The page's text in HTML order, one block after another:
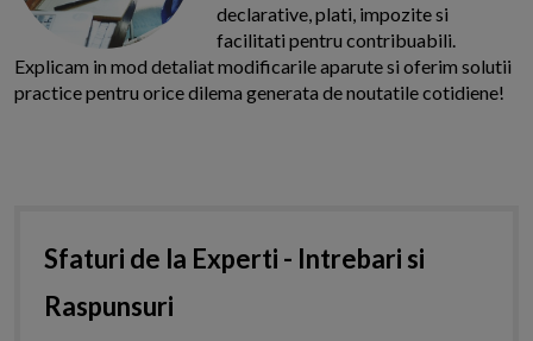
declarative, plati, impozite si
facilitati pentru contribuabili.
Explicam in mod detaliat modificarile aparute si oferim solutii
practice pentru orice dilema generata de noutatile cotidiene!
Sfaturi de la Experti - Intrebari si
Raspunsuri